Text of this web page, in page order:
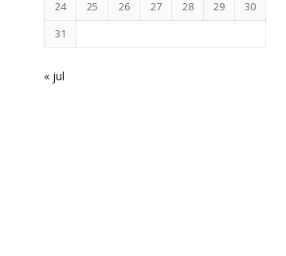
24
25 26 27 28 29
30
31
« jul